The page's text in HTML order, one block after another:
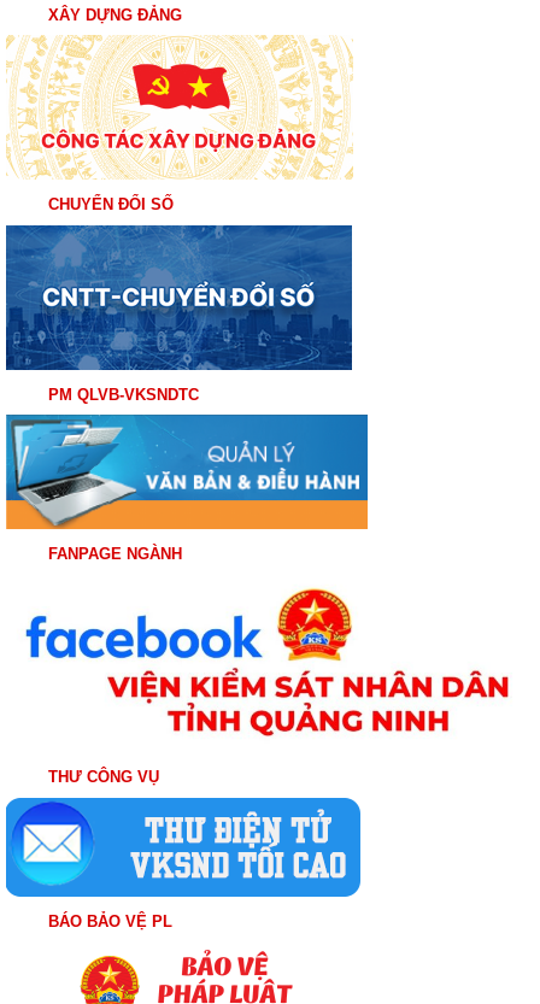
XÂY DỰNG ĐẢNG
CHUYỂN ĐỔI SỐ
PM QLVB-VKSNDTC
FANPAGE NGÀNH
THƯ CÔNG VỤ
BÁO BẢO VỆ PL